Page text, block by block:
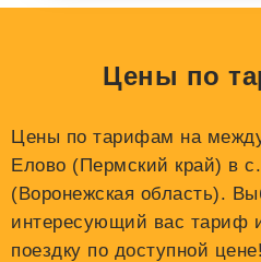
Цены по
Цены по тарифам на
Елово (Пермский край) в
(Воронежская область).
интересующий вас тариф
поездку по доступной